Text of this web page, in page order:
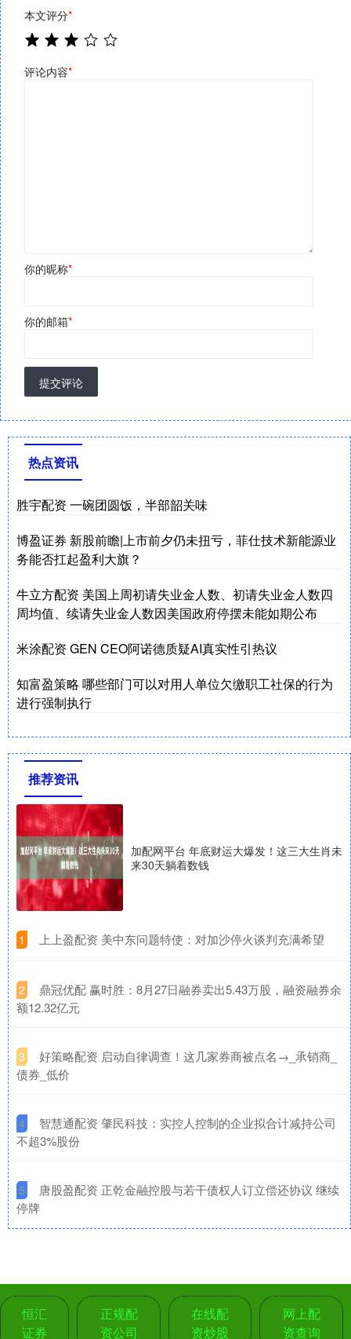
本文评分*
评论内容*
你的昵称*
你的邮箱*
提交评论
热点资讯
胜宇配资 一碗团圆饭，半部韶关味
博盈证券 新股前瞻|上市前夕仍未扭亏，菲仕技术新能源业
务能否扛起盈利大旗？
牛立方配资 美国上周初请失业金人数、初请失业金人数四
周均值、续请失业金人数因美国政府停摆未能如期公布
米涂配资 GEN CEO阿诺德质疑AI真实性引热议
知富盈策略 哪些部门可以对用人单位欠缴职工社保的行为
进行强制执行
推荐资讯
加配网平台 年底财运大爆发！这三大生肖未
来30天躺着数钱
1 ​上上盈配资 美中东问题特使：对加沙停火谈判充满希望
2
​鼎冠优配 赢时胜：8月27日融券卖出5.43万股，融资融券余
额12.32亿元
3
​好策略配资 启动自律调查！这几家券商被点名→_承销商_
债券_低价
4
​智慧通配资 肇民科技：实控人控制的企业拟合计减持公司
不超3%股份
5
​唐股盈配资 正乾金融控股与若干债权人订立偿还协议 继续
停牌
恒汇
证券
正规配
资公司
在线配
资炒股
网上配
资查询